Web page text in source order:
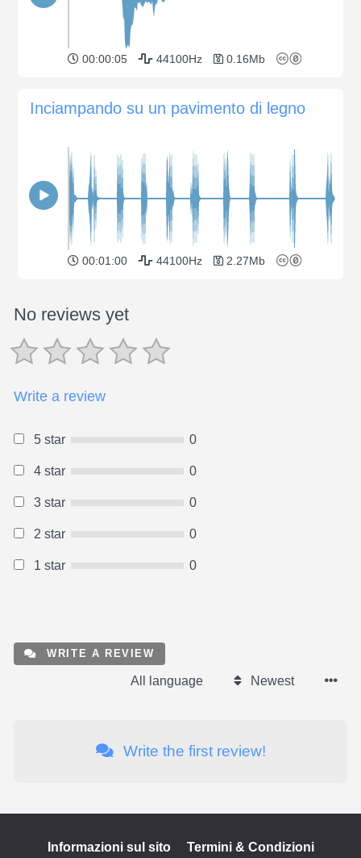
00:00:05 44100Hz 0.16Mb
Inciampando su un pavimento di legno
00:01:00 44100Hz 2.27Mb
No reviews yet
Write a review
5 star 0
4 star 0
3 star 0
2 star 0
1 star 0
WRITE A REVIEW
All language Newest
Write the first review!
Informazioni sul sito Termini & Condizioni